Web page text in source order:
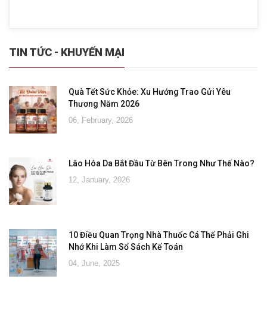
TIN TỨC - KHUYẾN MẠI
Quà Tết Sức Khỏe: Xu Hướng Trao Gửi Yêu
Thương Năm 2026
06, February, 2026
Lão Hóa Da Bắt Đầu Từ Bên Trong Như Thế Nào?
12, January, 2026
10 Điều Quan Trọng Nhà Thuốc Cá Thể Phải Ghi
Nhớ Khi Làm Sổ Sách Kế Toán
04, June, 2025